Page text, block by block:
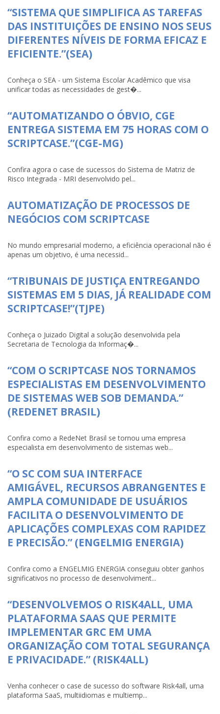
“SISTEMA QUE SIMPLIFICA AS TAREFAS
DAS INSTITUIÇÕES DE ENSINO NOS SEUS
DIFERENTES NÍVEIS DE FORMA EFICAZ E
EFICIENTE.”(SEA)
Conheça o SEA - um Sistema Escolar Acadêmico que visa
unificar todas as necessidades de gest�...
“AUTOMATIZANDO O ÓBVIO, CGE
ENTREGA SISTEMA EM 75 HORAS COM O
SCRIPTCASE.”(CGE-MG)
Confira agora o case de sucessos do Sistema de Matriz de
Risco Integrada - MRI desenvolvido pel...
AUTOMATIZAÇÃO DE PROCESSOS DE
NEGÓCIOS COM SCRIPTCASE
No mundo empresarial moderno, a eficiência operacional não é
apenas um objetivo, é uma necessid...
“TRIBUNAIS DE JUSTIÇA ENTREGANDO
SISTEMAS EM 5 DIAS, JÁ REALIDADE COM
SCRIPTCASE!”(TJPE)
Conheça o Juizado Digital a solução desenvolvida pela
Secretaria de Tecnologia da Informaç�...
“COM O SCRIPTCASE NOS TORNAMOS
ESPECIALISTAS EM DESENVOLVIMENTO
DE SISTEMAS WEB SOB DEMANDA.”
(REDENET BRASIL)
Confira como a RedeNet Brasil se tornou uma empresa
especialista em desenvolvimento de sistemas web...
“O SC COM SUA INTERFACE
AMIGÁVEL, RECURSOS ABRANGENTES E
AMPLA COMUNIDADE DE USUÁRIOS
FACILITA O DESENVOLVIMENTO DE
APLICAÇÕES COMPLEXAS COM RAPIDEZ
E PRECISÃO.” (ENGELMIG ENERGIA)
Confira como a ENGELMIG ENERGIA conseguiu obter ganhos
significativos no processo de desenvolviment...
“DESENVOLVEMOS O RISK4ALL, UMA
PLATAFORMA SAAS QUE PERMITE
IMPLEMENTAR GRC EM UMA
ORGANIZAÇÃO COM TOTAL SEGURANÇA
E PRIVACIDADE.” (RISK4ALL)
Venha conhecer o case de sucesso do software Risk4all, uma
plataforma SaaS, multiidiomas e multiemp...